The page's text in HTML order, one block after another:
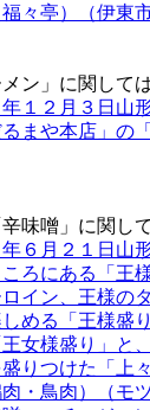
々亭）（伊東
ン」に関しては
１２月３日山
まや本店」の
味噌」に関して
６月２１日山
ろにある「王
イン、王様の
める「王様盛
女様盛り」と
りつけた「上
肉・鳥肉）（モ